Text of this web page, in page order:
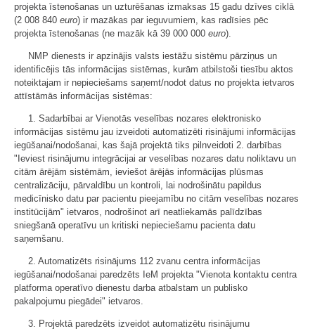
projekta īstenošanas un uzturēšanas izmaksas 15 gadu dzīves ciklā
(2 008 840 euro) ir mazākas par ieguvumiem, kas radīsies pēc
projekta īstenošanas (ne mazāk kā 39 000 000 euro).
NMP dienests ir apzinājis valsts iestāžu sistēmu pārziņus un
identificējis tās informācijas sistēmas, kurām atbilstoši tiesību aktos
noteiktajam ir nepieciešams saņemt/nodot datus no projekta ietvaros
attīstāmās informācijas sistēmas:
1. Sadarbībai ar Vienotās veselības nozares elektronisko
informācijas sistēmu jau izveidoti automatizēti risinājumi informācijas
iegūšanai/nodošanai, kas šajā projektā tiks pilnveidoti 2. darbības
"Ieviest risinājumu integrācijai ar veselības nozares datu noliktavu un
citām ārējām sistēmām, ieviešot ārējās informācijas plūsmas
centralizāciju, pārvaldību un kontroli, lai nodrošinātu papildus
medicīnisko datu par pacientu pieejamību no citām veselības nozares
institūcijām" ietvaros, nodrošinot arī neatliekamās palīdzības
sniegšanā operatīvu un kritiski nepieciešamu pacienta datu
saņemšanu.
2. Automatizēts risinājums 112 zvanu centra informācijas
iegūšanai/nodošanai paredzēts IeM projekta "Vienota kontaktu centra
platforma operatīvo dienestu darba atbalstam un publisko
pakalpojumu piegādei" ietvaros.
3. Projektā paredzēts izveidot automatizētu risinājumu